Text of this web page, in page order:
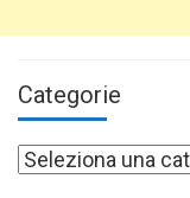
Categorie
Categorie